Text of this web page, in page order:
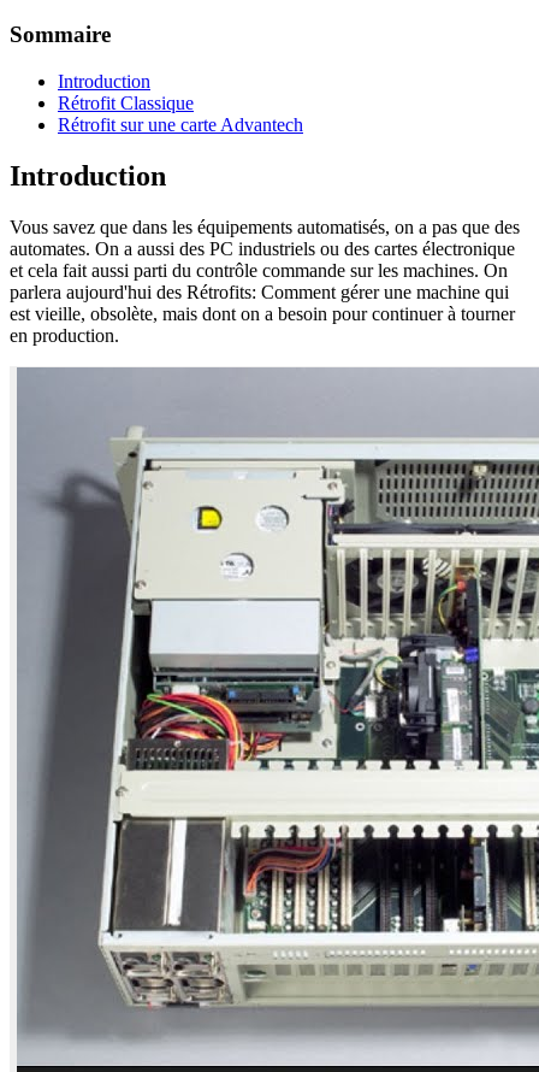
Sommaire
Introduction
Rétrofit Classique
Rétrofit sur une carte Advantech
Introduction
Vous savez que dans les équipements automatisés, on a pas que des
automates. On a aussi des PC industriels ou des cartes électronique
et cela fait aussi parti du contrôle commande sur les machines. On
parlera aujourd'hui des Rétrofits: Comment gérer une machine qui
est vieille, obsolète, mais dont on a besoin pour continuer à tourner
en production.